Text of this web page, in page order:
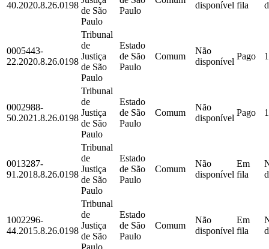
40.2020.8.26.0198
de São
Paulo
Paulo
disponível fila
0005443-
22.2020.8.26.0198
Tribunal
de
Justiça
de São
Paulo
Estado
de São
Paulo
Comum
Não
disponível
Pago
0002988-
50.2021.8.26.0198
Tribunal
de
Justiça
de São
Paulo
Estado
de São
Paulo
Comum
Não
disponível
Pago
0013287-
91.2018.8.26.0198
Tribunal
de
Justiça
de São
Paulo
Estado
de São
Paulo
Comum
Não
disponível
Em
fila
1002296-
44.2015.8.26.0198
Tribunal
de
Justiça
de São
Paulo
Estado
de São
Paulo
Comum
Não
disponível
Em
fila